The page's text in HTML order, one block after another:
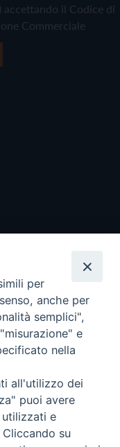
il Codice di
Commerciale
riservati - Vita
Torna
per
anche per
semplici",
e
nella
all'utilizzo dei
puoi avere
e
su